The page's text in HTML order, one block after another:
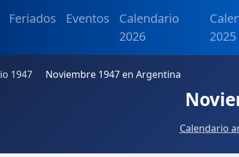
Feriados Eventos
Calendario
2026
2025
1947 Noviembre 1947 en Argentina
Calendario